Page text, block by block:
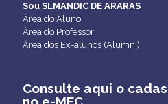
Sou SLMANDIC DE ARARAS
Área do Aluno
Área do Professor
Área dos Ex-alunos (Alumni)
Consulte aqui o